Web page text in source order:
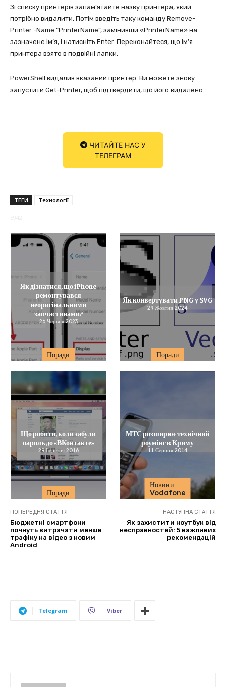
Зі списку принтерів запам’ятайте назву принтера, який
потрібно видалити. Потім введіть таку команду Remove-
Printer -Name “PrinterName”, замінивши «PrinterName» на
зазначене ім’я, і натисніть Enter. Переконайтеся, що ім’я
принтера взято в подвійні лапки.
PowerShell видалив вказаний принтер. Ви можете знову
запустити Get-Printer, щоб підтвердити, що його видалено.
ЧИТАЙТЕ НАС У
ТЕЛЕГРАМ
ТЕГИ Технології
Поради
Як дізнатися, що iPhone
ремонтувався
неоригінальними
запчастинами?
26 Червня 2023
Поради
Як конвертувати PNG у SVG
29 Жовтня 2024
Поради
Що робити, коли забули
пароль до «ВКонтакте»
29 Березня 2016
Новини
Vodafone
МТС розширює технічний
роумінг в Криму
11 Серпня 2014
ПОПЕРЕДНЯ СТАТТЯ
Бюджетні смартфони
почнуть витрачати менше
трафіку на відео з новим
Android
НАСТУПНА СТАТТЯ
Як захистити ноутбук від
несправностей: 5 важливих
рекомендацій
Telegram Viber